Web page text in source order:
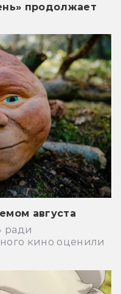
продолжает
августа
ради
кино оценили